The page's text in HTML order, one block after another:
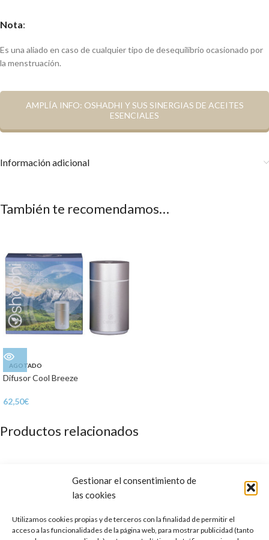
Gestionar el consentimiento de
las cookies
Utilizamos cookies propias y de terceros con la finalidad de permitir el
acceso a las funcionalidades de la página web, para mostrar publicidad (tanto
Nota:
Es una aliado en caso de cualquier tipo de desequilibrio ocasionado por
la menstruación.
AMPLÍA INFO: OSHADHI Y SUS SINERGIAS DE ACEITES
ESENCIALES
Información adicional
También te recomendamos…
AGOTADO
Difusor Cool Breeze
62,50€
Productos relacionados